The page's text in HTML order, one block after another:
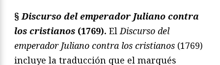
§Discurso del emperador Juliano contra
los cristianos (1769). ElDiscurso del
emperador Juliano contra los cristianos (1769)
incluye la traducción que el marqués